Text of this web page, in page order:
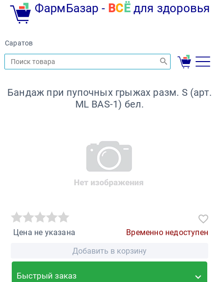
ФармБазар - ВС Ёдля здоровья
Саратов
Бандаж при пупочных грыжах разм. S (арт.
ML BAS-1) бел.
Цена не указана
Временно недоступен
Добавить в корзину
Быстрый заказ